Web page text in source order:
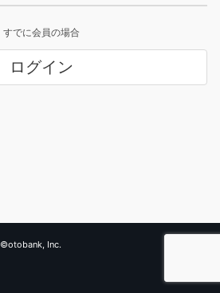
すでに会員の場合
ログイン
©otobank, Inc.